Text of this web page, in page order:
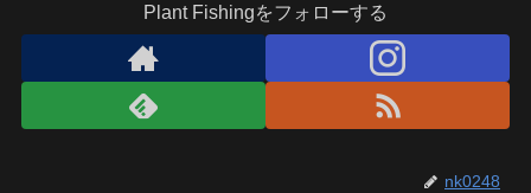
Plant Fishingをフォローする
nk0248